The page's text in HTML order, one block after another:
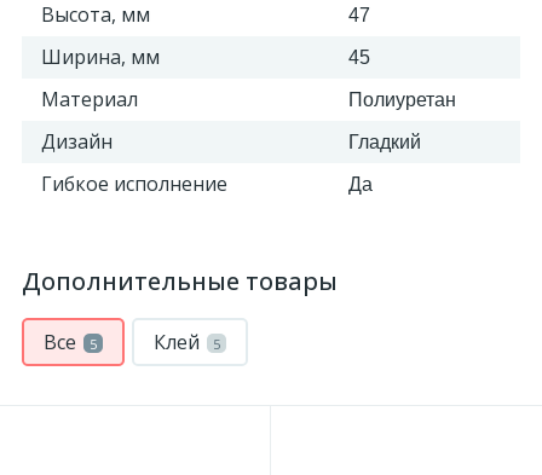
Высота, мм 47
Ширина, мм 45
Материал Полиуретан
Дизайн Гладкий
Гибкое исполнение Да
Дополнительные товары
Все 5 Клей 5